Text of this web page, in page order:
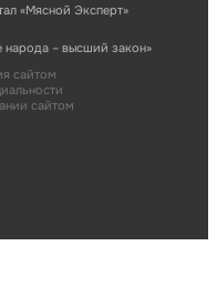
«Мясной Эксперт»
народа – высший закон»
сайтом
сайтом